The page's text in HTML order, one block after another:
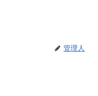
管理人